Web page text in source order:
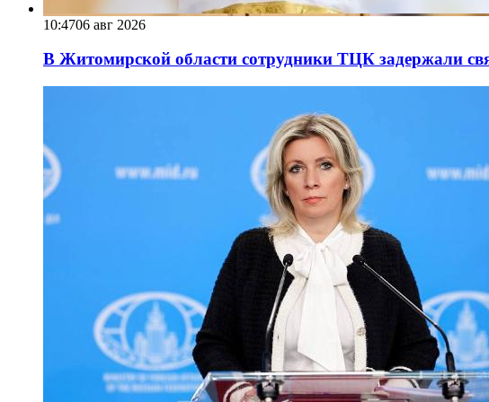
10:4706 авг 2026
В Житомирской области сотрудники ТЦК задержали